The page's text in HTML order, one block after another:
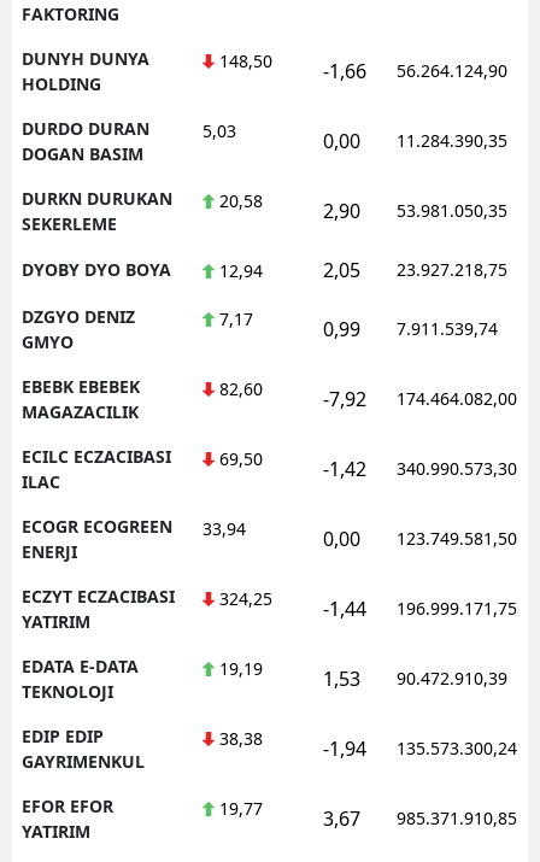
FAKTORING
DUNYH DUNYA
HOLDING
148,50 -1,66 56.264.124,90
DURDO DURAN
DOGAN BASIM
5,03 0,00 11.284.390,35
DURKN DURUKAN
SEKERLEME
20,58 2,90 53.981.050,35
DYOBY DYO BOYA 12,94 2,05 23.927.218,75
DZGYO DENIZ
GMYO
7,17 0,99 7.911.539,74
EBEBK EBEBEK
MAGAZACILIK
82,60 -7,92 174.464.082,00
ECILC ECZACIBASI
ILAC
69,50 -1,42 340.990.573,30
ECOGR ECOGREEN
ENERJI
33,94 0,00 123.749.581,50
ECZYT ECZACIBASI
YATIRIM
324,25 -1,44 196.999.171,75
EDATA E-DATA
TEKNOLOJI
19,19 1,53 90.472.910,39
EDIP EDIP
GAYRIMENKUL
38,38 -1,94 135.573.300,24
EFOR EFOR
YATIRIM
19,77 3,67 985.371.910,85